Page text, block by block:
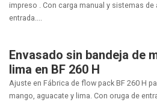
impreso . Con carga manual y sistemas
entrada....
Envasado sin bandeja de
lima en BF 260 H
Ajuste en Fábrica de flow pack BF 260 H
mango, aguacate y lima. Con oruga de